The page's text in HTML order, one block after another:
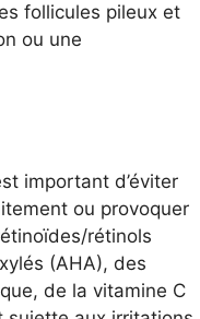
follicules pileux et
ou une
important d’éviter
ou provoquer
rétinols
(AHA), des
de la vitamine C